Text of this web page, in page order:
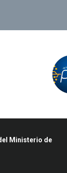
Ministerio de